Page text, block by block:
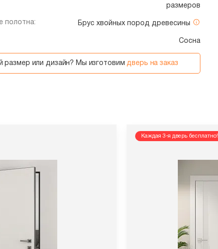
размеров
полотна: Брус хвойных пород древесины
Сосна
размер или дизайн? Мы изготовимдверь на заказ
Каждая 3-я дверь бесплатно!